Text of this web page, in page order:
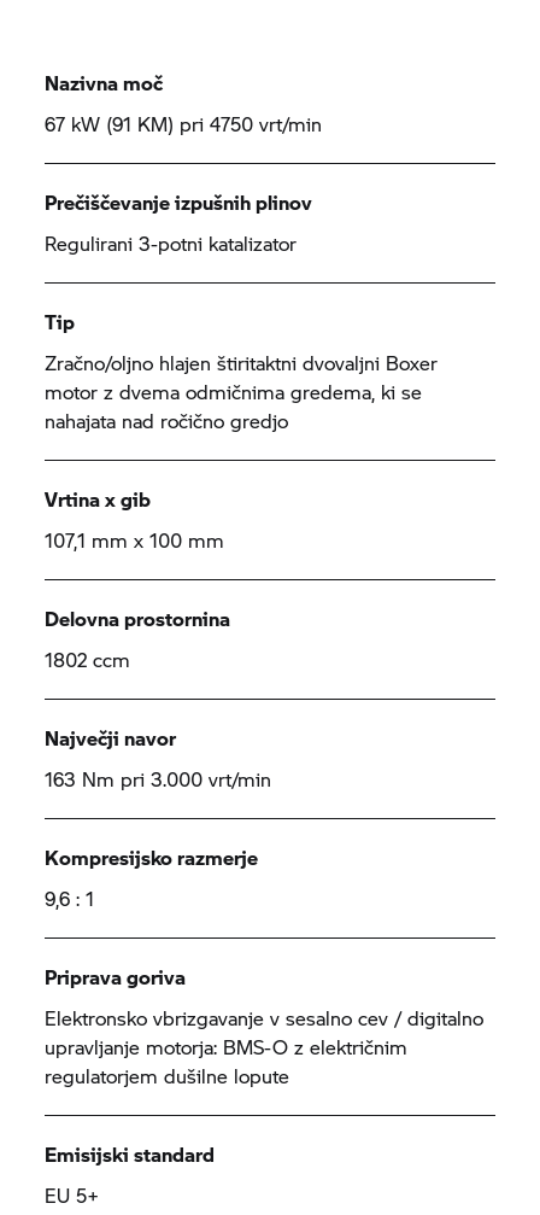
Nazivna moč
67 kW (91 KM) pri 4750 vrt/min
Prečiščevanje izpušnih plinov
Regulirani 3-potni katalizator
Tip
Zračno/oljno hlajen štiritaktni dvovaljni Boxer
motor z dvema odmičnima gredema, ki se
nahajata nad ročično gredjo
Vrtina x gib
107,1 mm x 100 mm
Delovna prostornina
1802 ccm
Največji navor
163 Nm pri 3.000 vrt/min
Kompresijsko razmerje
9,6 : 1
Priprava goriva
Elektronsko vbrizgavanje v sesalno cev / digitalno
upravljanje motorja: BMS-O z električnim
regulatorjem dušilne lopute
Emisijski standard
EU 5+